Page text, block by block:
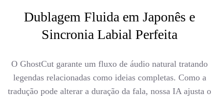
Dublagem Fluida em Japonês e
Sincronia Labial Perfeita
O GhostCut garante um fluxo de áudio natural tratando
legendas relacionadas como ideias completas. Como a
tradução pode alterar a duração da fala, nossa IA ajusta o